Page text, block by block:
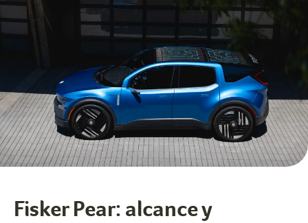
Fisker Pear: alcance y